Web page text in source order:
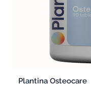
Plantina Osteocare